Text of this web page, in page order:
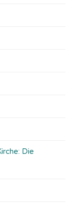
Die